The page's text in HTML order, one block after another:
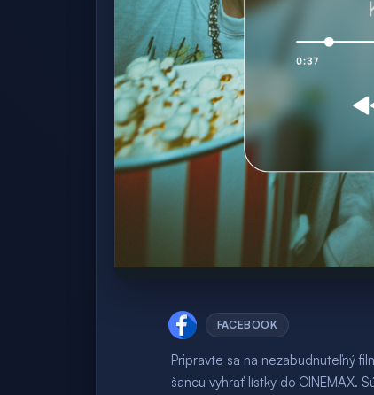
FACEBOOK
Pripravte sa na nezabudnuteľný
šancu vyhrať lístky do CINEMAX.